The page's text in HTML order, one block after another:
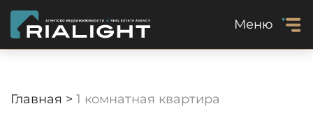
Меню
Главная > 1 комнатная квартира